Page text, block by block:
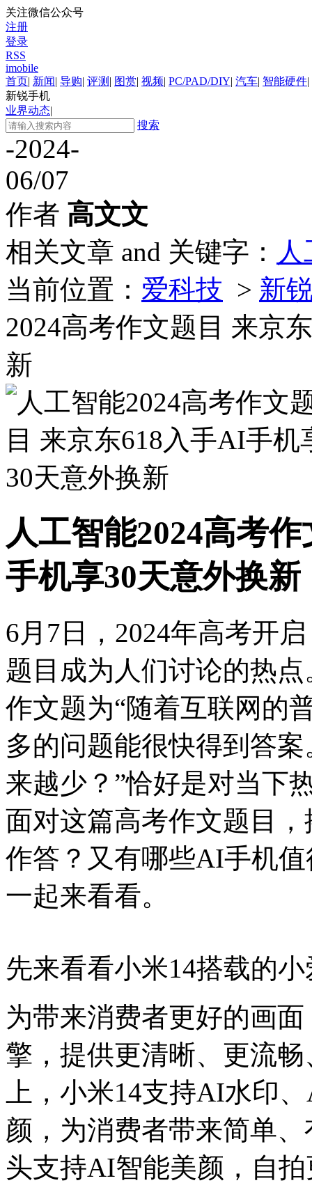
关注微信公众号
注册
登录
RSS
imobile
首页| 新闻| 导购| 评测 | 图赏| 视频| PC/PAD/DIY| 汽车| 智能硬件|
新锐手机
业界动态|
搜索
-2024-
06/07
作者 高文文
相关文章 and 关键字：
当前位置： 爱科技 > 新
2024高考作文题目 来京
新
人工智能2024高考
手机享30天意外换新
6月7日，2024年高考开
题目成为人们讨论的热
作文题为“随着互联网的
多的问题能很快得到答
来越少？”恰好是对当下
面对这篇高考作文题目
作答？又有哪些AI手机
一起来看看。
先来看看小米14搭载的
为带来消费者更好的画
擎，提供更清晰、更流
上，小米14支持AI水印
颜，为消费者带来简单
头支持AI智能美颜，自拍